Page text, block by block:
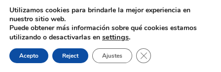
© Copyright Servicio de Informática y Telecomunicaciones.
Diputacion Provincial Alicante
Utilizamos cookies para brindarle la mejor experiencia en
nuestro sitio web.
Puede obtener más información sobre qué cookies estamos
utilizando o desactivarlas en settings.
Acepto Reject Ajustes Cerrar el banner de